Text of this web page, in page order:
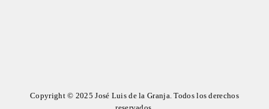
Copyright © 2025 José Luis de la Granja. Todos los derechos